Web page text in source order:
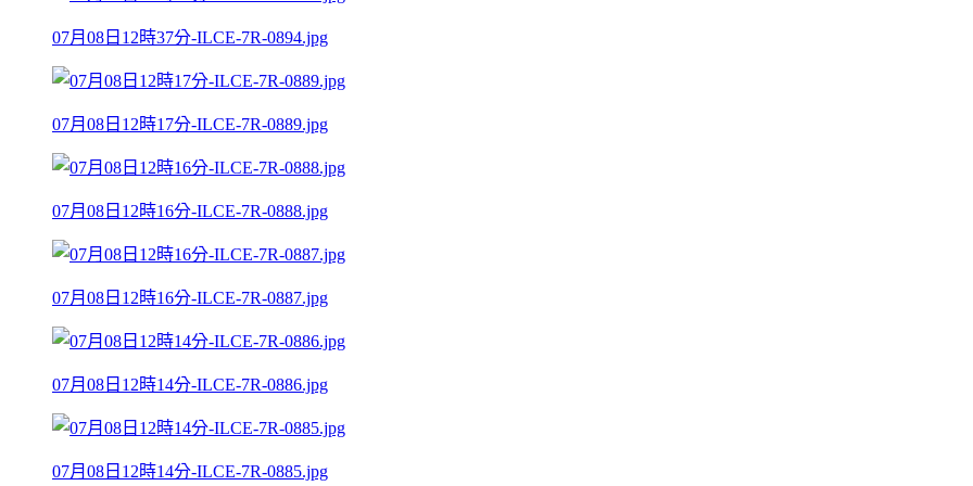
07月08日12時37分-ILCE-7R-0894.jpg
07月08日12時17分-ILCE-7R-0889.jpg
07月08日12時16分-ILCE-7R-0888.jpg
07月08日12時16分-ILCE-7R-0887.jpg
07月08日12時14分-ILCE-7R-0886.jpg
07月08日12時14分-ILCE-7R-0885.jpg